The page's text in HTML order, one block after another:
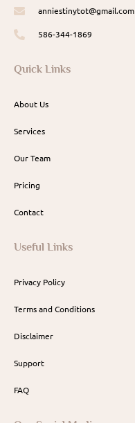
anniestinytot@gmail.com
586-344-1869
Quick Links
About Us
Services
Our Team
Pricing
Contact
Useful Links
Privacy Policy
Terms and Conditions
Disclaimer
Support
FAQ